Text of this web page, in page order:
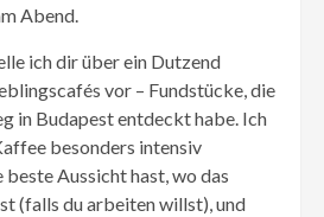
Abend.
ich dir über ein Dutzend
vor – Fundstücke, die
in Budapest entdeckt habe. Ich
besonders intensiv
Aussicht hast, wo das
(falls du arbeiten willst), und